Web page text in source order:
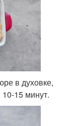
в духовке,
10-15 минут.